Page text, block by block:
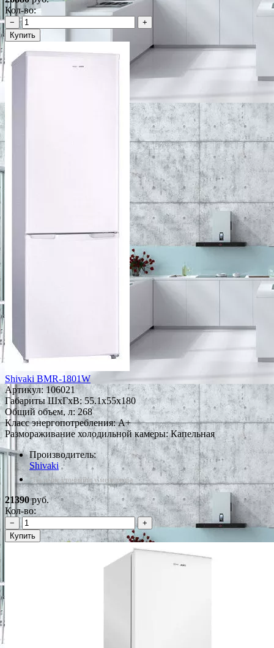
Кол-во:
−
+
Купить
Shivaki BMR-1801W
Артикул:106021
Габариты ШxГxВ: 55.1x55x180
Общий объем, л: 268
Класс энергопотребления: A+
Размораживание холодильной камеры: Капельная
Производитель:
Shivaki
*Наличие уточняйте у менеджера
21390руб.
Кол-во:
−
+
Купить